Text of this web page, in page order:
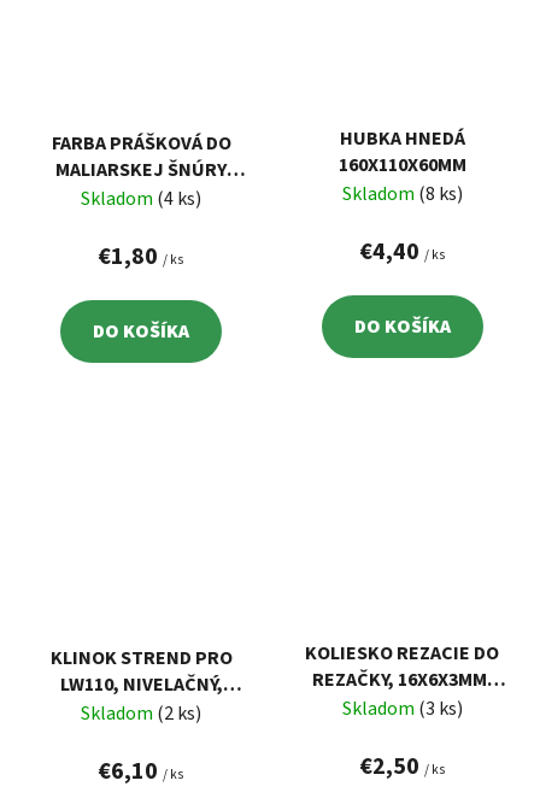
FARBA PRÁŠKOVÁ DO
MALIARSKEJ ŠNÚRY
100G, MODRÁ
Skladom (4 ks)
€1,80 / ks
DO KOŠÍKA
HUBKA HNEDÁ
160X110X60MM
Skladom (8 ks)
€4,40 / ks
DO KOŠÍKA
KLINOK STREND PRO
LW110, NIVELAČNÝ,
98X21X20 MM, BAL. 100
Skladom (2 ks)
€6,10 / ks
KOLIESKO REZACIE DO
REZAČKY, 16X6X3MM,
PRE 9751, 9752, 100410,
Skladom (3 ks)
€2,50 / ks